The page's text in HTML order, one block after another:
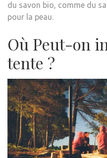
du savon bio, comme du
pour la peau.
Où Peut-on
tente ?